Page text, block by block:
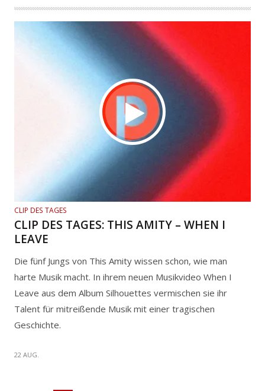
CLIP DES TAGES
CLIP DES TAGES: THIS AMITY – WHEN I
LEAVE
Die fünf Jungs von This Amity wissen schon, wie man
harte Musik macht. In ihrem neuen Musikvideo When I
Leave aus dem Album Silhouettes vermischen sie ihr
Talent für mitreißende Musik mit einer tragischen
Geschichte.
22 AUG.